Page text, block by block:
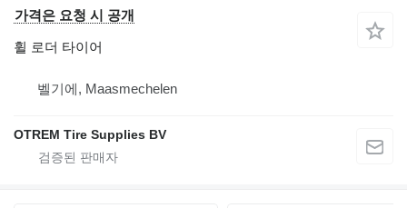
가격은 요청 시 공개
휠 로더 타이어
벨기에, Maasmechelen
OTREM Tire Supplies BV